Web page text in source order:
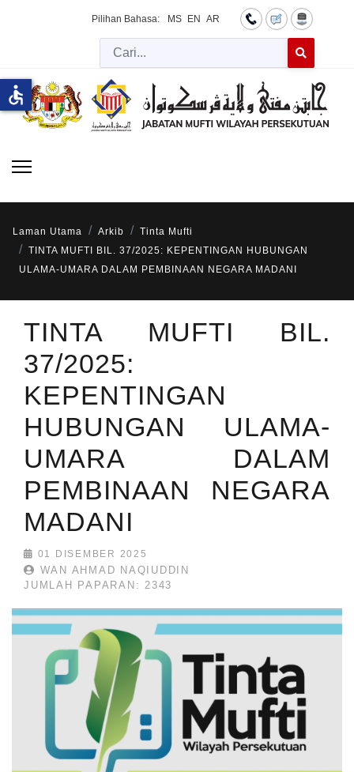
Pilihan Bahasa: MS EN AR
Cari
Laman Utama Arkib
Tinta Mufti
TINTA MUFTI BIL. 37/2025: KEPENTINGAN HUBUNGAN
ULAMA-UMARA DALAM PEMBINAAN NEGARA MADANI
TINTA MUFTI BIL.
37/2025:
KEPENTINGAN
HUBUNGAN ULAMA-
UMARA DALAM
PEMBINAAN NEGARA
MADANI
01 DISEMBER 2025
WAN AHMAD NAQIUDDIN
JUMLAH PAPARAN: 2343
accessible